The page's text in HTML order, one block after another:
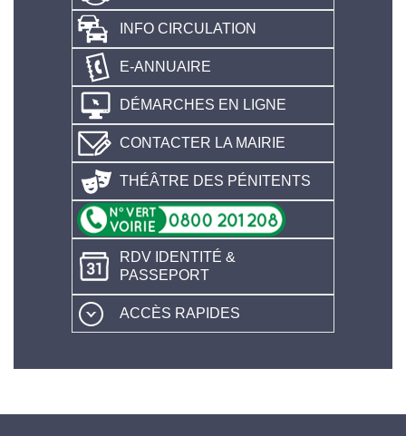
INFO CIRCULATION
E-ANNUAIRE
DÉMARCHES EN LIGNE
CONTACTER LA MAIRIE
THÉÂTRE DES PÉNITENTS
RDV IDENTITÉ &
PASSEPORT
ACCÈS RAPIDES